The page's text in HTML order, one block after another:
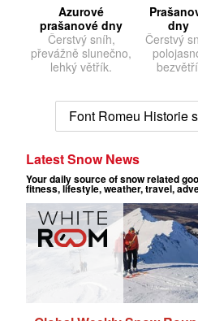
Azurové
prašanové dny
Čerstvý sníh,
převážně slunečno,
lehký větřík.
dny
Čerstvý
Font Romeu Historie